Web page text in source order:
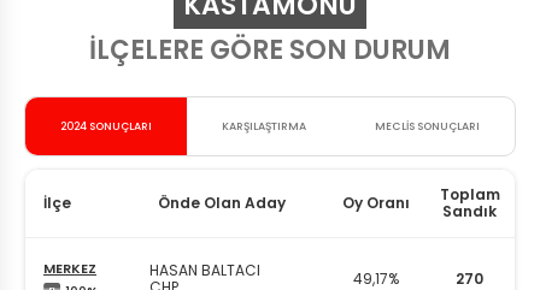
İLÇELERE GÖRE SON DURUM
2024 SONUÇLARI KARŞILAŞTIRMA MECLİS SONUÇLARI
İlçe Önde Olan Aday Oy Oranı
Toplam
Sandık
MERKEZ
HASAN BALTACI
49,17% 270